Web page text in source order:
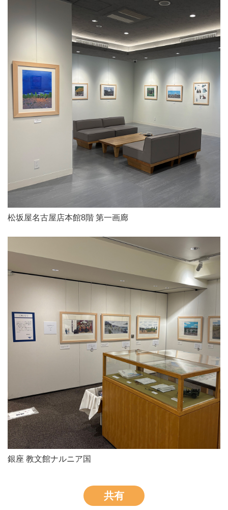
松坂屋名古屋店本館8階 第一画廊
銀座 教文館ナルニア国
共有